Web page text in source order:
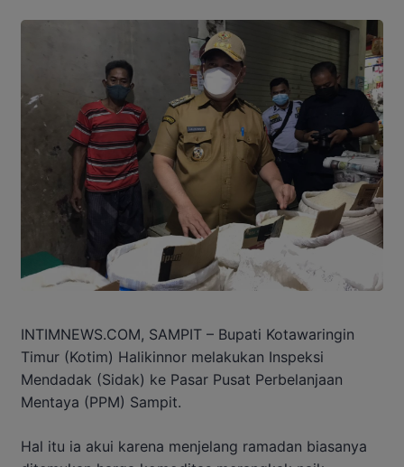
INTIMNEWS.COM, SAMPIT – Bupati Kotawaringin
Timur (Kotim) Halikinnor melakukan Inspeksi
Mendadak (Sidak) ke Pasar Pusat Perbelanjaan
Mentaya (PPM) Sampit.
Hal itu ia akui karena menjelang ramadan biasanya